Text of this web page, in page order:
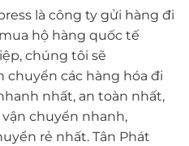
là công ty gửi hàng đi
hộ hàng quốc tế
chúng tôi sẽ
chuyển các hàng hóa đi
nhất, an toàn nhất,
chuyển nhanh,
rẻ nhất. Tân Phát